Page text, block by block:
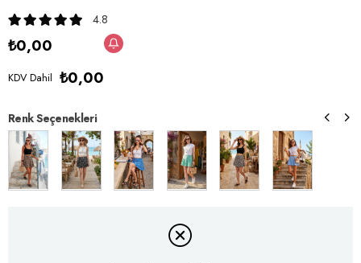
4.8
₺0,00
KDV Dahil ₺0,00
Renk Seçenekleri